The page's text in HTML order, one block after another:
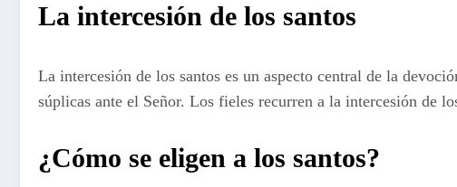
La intercesión de los santos
La intercesión de los santos es un aspecto central de la
súplicas ante el Señor. Los fieles recurren a la intercesión de
¿Cómo se eligen a los santos?